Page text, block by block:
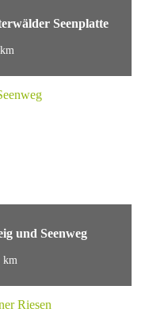
Seenplatte
und Seenweg
km